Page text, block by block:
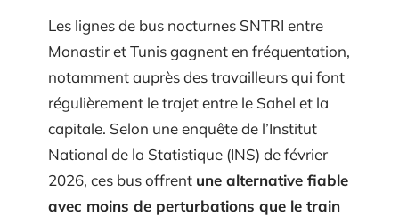
Les lignes de bus nocturnes SNTRI entre
Monastir et Tunis gagnent en fréquentation,
notamment auprès des travailleurs qui font
régulièrement le trajet entre le Sahel et la
capitale. Selon une enquête de l’Institut
National de la Statistique (INS) de février
2026, ces bus offrent une alternative fiable
avec moins de perturbations que le train